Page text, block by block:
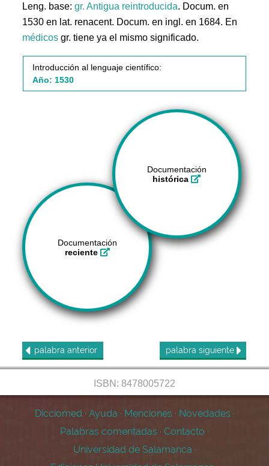
Leng. base:gr. Antigua reintroducida. Docum. en
1530 en lat. renacent. Docum. en ingl. en 1684. En
médicos gr. tiene ya el mismo significado.
Introducción al lenguaje científico:
Año: 1530
Documentación
histórica
Documentación
reciente
palabra anterior palabra siguiente
ISBN: 8478005722
Dicciomed · Ayuda · Menciones · Novedades ·
Palabras comentadas · Contacto ·
Universidad de Salamanca ·